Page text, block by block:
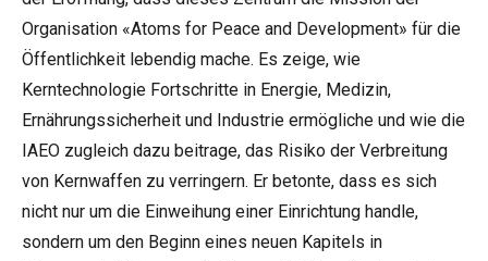
Organisation «Atoms for Peace and Development» für die
Öffentlichkeit lebendig mache. Es zeige, wie
Kerntechnologie Fortschritte in Energie, Medizin,
Ernährungssicherheit und Industrie ermögliche und wie die
IAEO zugleich dazu beitrage, das Risiko der Verbreitung
von Kernwaffen zu verringern. Er betonte, dass es sich
nicht nur um die Einweihung einer Einrichtung handle,
sondern um den Beginn eines neuen Kapitels in